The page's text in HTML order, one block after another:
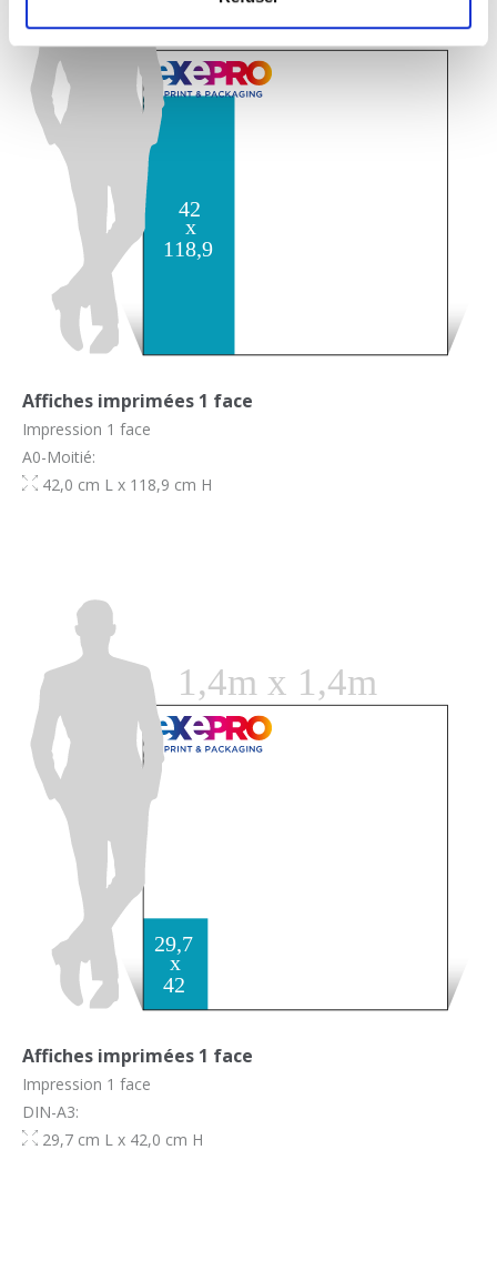
Affiches imprimées 1 face
Impression 1 face
A0-Moitié:
42,0 cm L x 118,9 cm H
Affiches imprimées 1 face
Impression 1 face
DIN-A3:
29,7 cm L x 42,0 cm H